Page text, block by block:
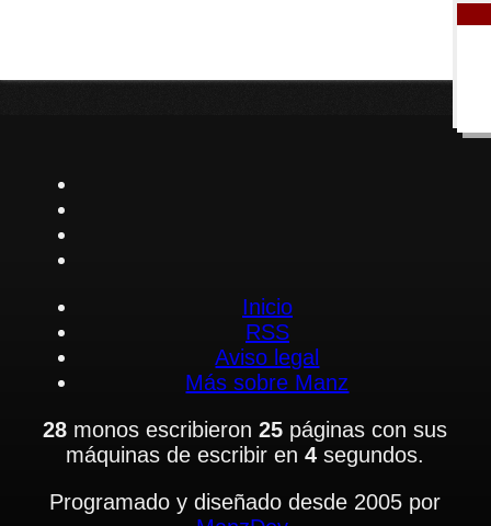
Inicio
RSS
Aviso legal
Más sobre Manz
28 monos escribieron25 páginas con sus
máquinas de escribir en4 segundos.
Programado y diseñado desde 2005 por